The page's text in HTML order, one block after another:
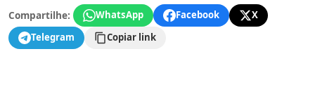
Compartilhe: WhatsApp Facebook
X
Telegram
Copiar link